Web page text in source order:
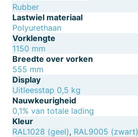
Rubber
Lastwiel materiaal
Polyurethaan
Vorklengte
1150 mm
Breedte over vorken
555 mm
Display
Uitleesstap 0,5 kg
Nauwkeurigheid
0,1% van totale lading
Kleur
RAL1028 (geel), RAL9005 (zwart)